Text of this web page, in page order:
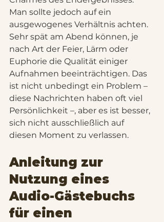
Man sollte jedoch auf ein
ausgewogenes Verhältnis achten.
Sehr spät am Abend können, je
nach Art der Feier, Lärm oder
Euphorie die Qualität einiger
Aufnahmen beeinträchtigen. Das
ist nicht unbedingt ein Problem –
diese Nachrichten haben oft viel
Persönlichkeit –, aber es ist besser,
sich nicht ausschließlich auf
diesen Moment zu verlassen.
Anleitung zur
Nutzung eines
Audio-Gästebuchs
für einen